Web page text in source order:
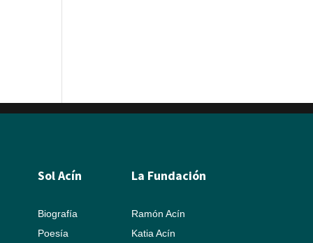
Sol Acín
Biografía
Poesía
La Fundación
Ramón Acín
Katia Acín